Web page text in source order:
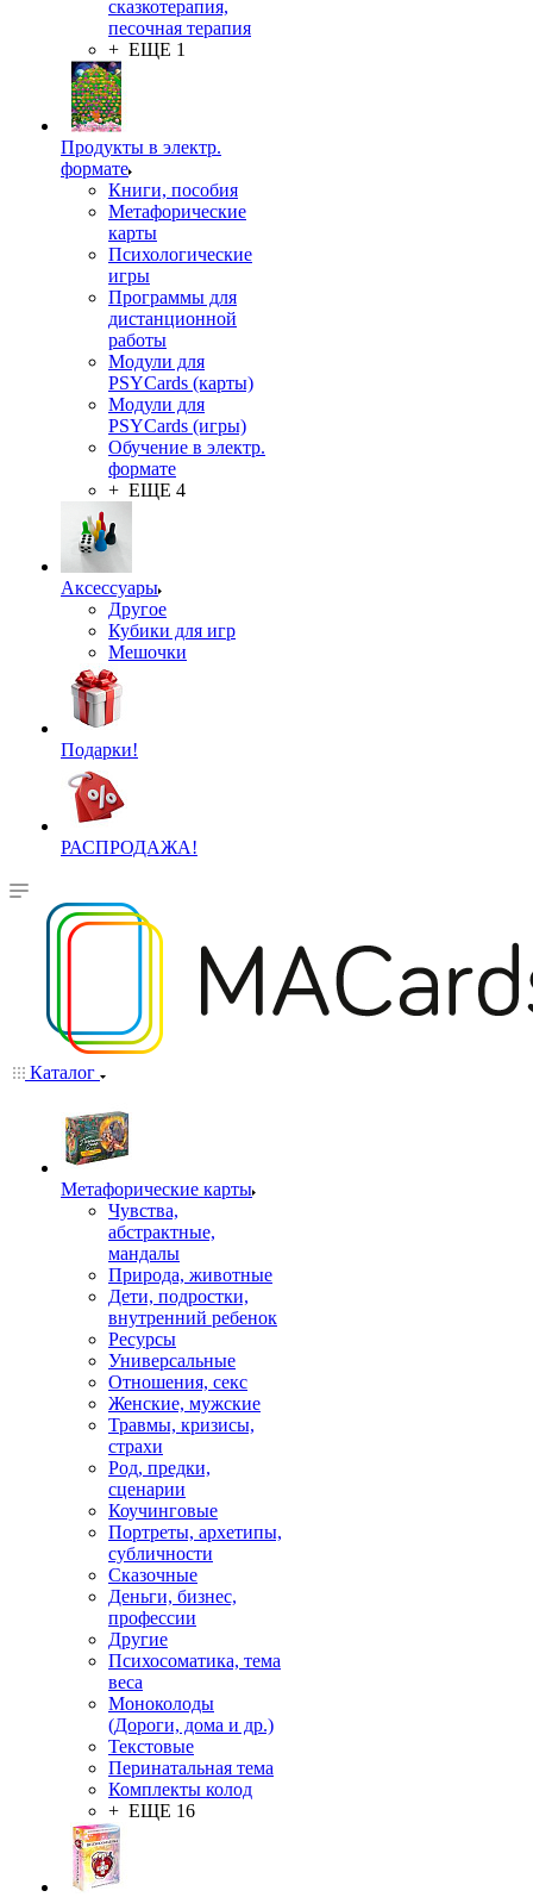
сказкотерапия,
песочная терапия
+ ЕЩЕ 1
Продукты в электр.
формате
Книги, пособия
Метафорические
карты
Психологические
игры
Программы для
дистанционной
работы
Модули для
PSYCards (карты)
Модули для
PSYCards (игры)
Обучение в электр.
формате
+ ЕЩЕ 4
Аксессуары
Другое
Кубики для игр
Мешочки
Подарки!
РАСПРОДАЖА!
Каталог
Mетафорические карты
Чувства,
абстрактные,
мандалы
Природа, животные
Дети, подростки,
внутренний ребенок
Ресурсы
Универсальные
Отношения, секс
Женские, мужские
Травмы, кризисы,
страхи
Род, предки,
сценарии
Коучинговые
Портреты, архетипы,
субличности
Сказочные
Деньги, бизнес,
профессии
Другие
Психосоматика, тема
веса
Моноколоды
(Дороги, дома и др.)
Текстовые
Перинатальная тема
Комплекты колод
+ ЕЩЕ 16